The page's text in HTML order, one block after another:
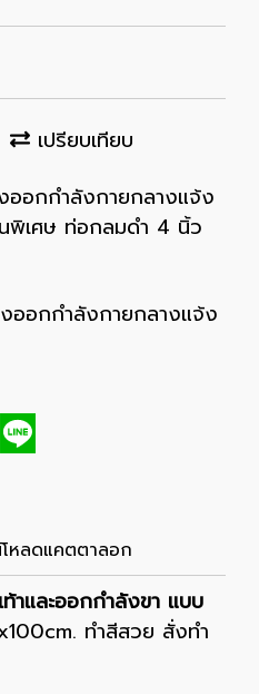
เปรียบเทียบ
ออกกำลังกายกลางแจ้ง
พิเศษ ท่อกลมดำ 4 นิ้ว
ออกกำลังกายกลางแจ้ง
หลดแคตตาลอก
าและออกกำลังขา แบบ
ทำสีสวย สั่งทำ